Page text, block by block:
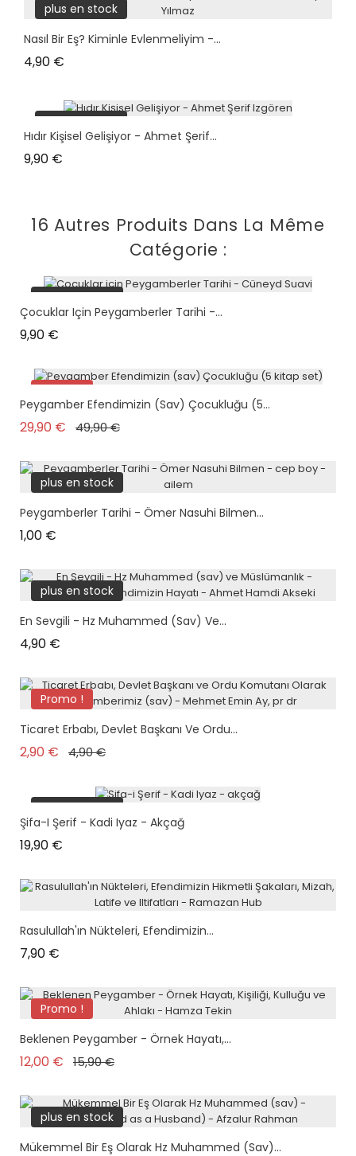
plus en stock
Nasıl Bir Eş? Kiminle Evlenmeliyim -...
4,90 €
plus en stock
Hıdır Kişisel Gelişiyor - Ahmet Şerif...
9,90 €
16 Autres Produits Dans La Même
Catégorie :
plus en stock
Çocuklar Için Peygamberler Tarihi -...
9,90 €
Promo !
Nouveau
Peygamber Efendimizin (sav) Çocukluğu (5...
29,90 € Prix de base
49,90 €Prix
plus en stock
Peygamberler Tarihi - Ömer Nasuhi Bilmen...
1,00 €
plus en stock
En Sevgili - Hz Muhammed (sav) Ve...
4,90 €
Promo !
Ticaret Erbabı, Devlet Başkanı Ve Ordu...
2,90 € Prix de base
4,90 €Prix
plus en stock
Şifa-I Şerif - Kadi Iyaz - Akçağ
19,90 €
Rasulullah'ın Nükteleri, Efendimizin...
7,90 €
Promo !
plus en stock
Beklenen Peygamber - Örnek Hayatı,...
12,00 € Prix de base
15,90 €Prix
plus en stock
Mükemmel Bir Eş Olarak Hz Muhammed (sav)...